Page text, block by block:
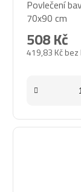
Povlečení
70x90 cm
419,83 Kč bez
508 Kč